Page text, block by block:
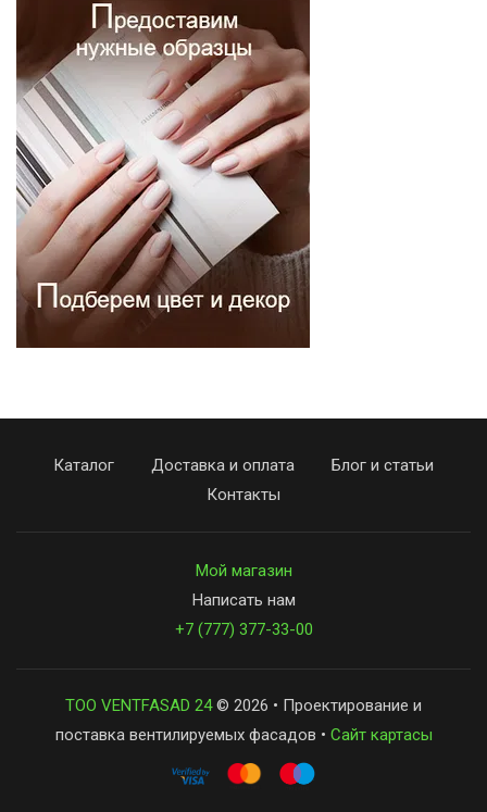
Каталог Доставка и оплата
Блог и статьи
Контакты
Мой магазин
Написать нам
+7 (777) 377-33-00
ТОО VENTFASAD 24© 2026 • Проектирование и
поставка вентилируемых фасадов • Сайт картасы